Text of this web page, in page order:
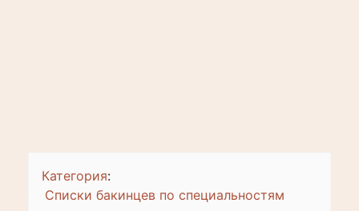
Категория:
Списки бакинцев по специальностям